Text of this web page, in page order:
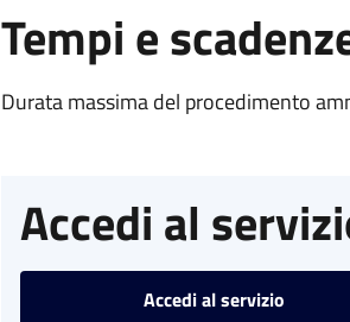
Tempi e
Durata massima del procedimento
Accedi al
Accedi al servizio